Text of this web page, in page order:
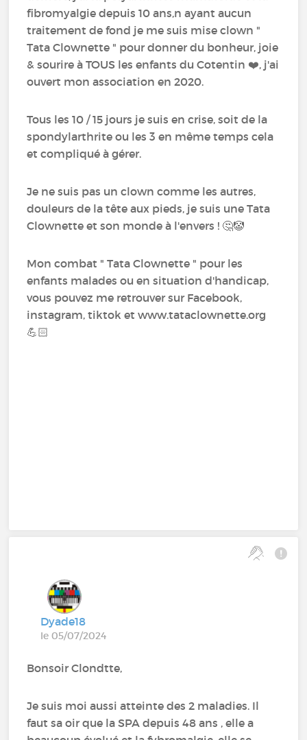
fibromyalgie depuis 10 ans,n ayant aucun
traitement de fond je me suis mise clown "
Tata Clownette " pour donner du bonheur, joie
& sourire à TOUS les enfants du Cotentin ❤️, j'ai
ouvert mon association en 2020.
Tous les 10 / 15 jours je suis en crise, soit de la
spondylarthrite ou les 3 en même temps cela
et compliqué à gérer.
Je ne suis pas un clown comme les autres,
douleurs de la tête aux pieds, je suis une Tata
Clownette et son monde à l'envers ! 🤔🤡
Mon combat " Tata Clownette " pour les
enfants malades ou en situation d'handicap,
vous pouvez me retrouver sur Facebook,
instagram, tiktok et www.tataclownette.org
💪🏻
Dyade18
le 05/07/2024
Bonsoir Clondtte,
Je suis moi aussi atteinte des 2 maladies. Il
faut sa oir que la SPA depuis 48 ans , elle a